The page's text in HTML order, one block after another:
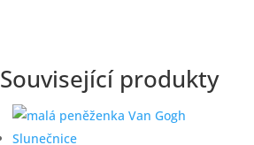
Související produkty